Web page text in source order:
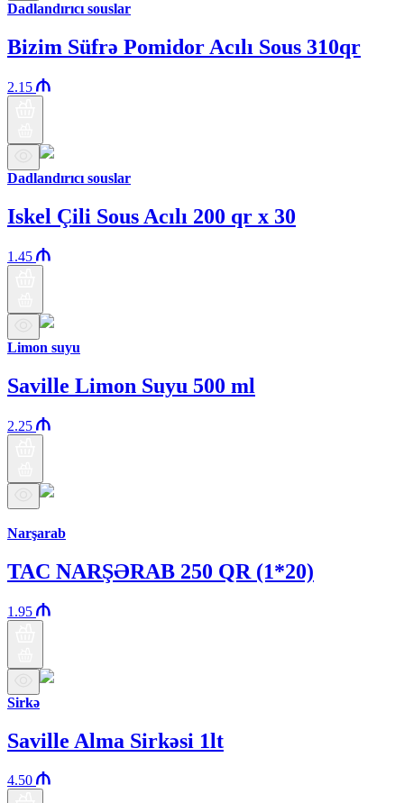
Dadlandırıcı souslar
Bizim Süfrə Pomidor Acılı Sous 310qr
2.15
Dadlandırıcı souslar
Iskel Çili Sous Acılı 200 qr x 30
1.45
Limon suyu
Saville Limon Suyu 500 ml
2.25
Narşarab
TAC NARŞƏRAB 250 QR (1*20)
1.95
Sirkə
Saville Alma Sirkəsi 1lt
4.50